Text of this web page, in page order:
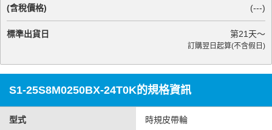
(含稅價格)
(---)
標準出貨日 第21 天～
訂購翌日起算(不含假日)
S1-25S8M0250BX-24T0K的規格資訊
型式 時規皮帶輪